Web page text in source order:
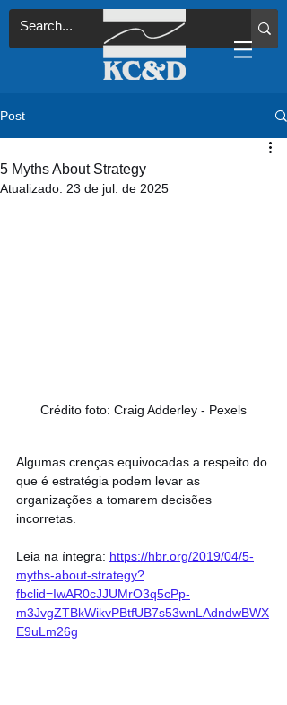
Post
5 Myths About Strategy
Atualizado: 23 de jul. de 2025
Crédito foto: Craig Adderley - Pexels
Algumas crenças equivocadas a respeito do
que é estratégia podem levar as
organizações a tomarem decisões
incorretas.
Leia na íntegra: https://hbr.org/2019/04/5-
myths-about-strategy?
fbclid=IwAR0cJJUMrO3q5cPp-
m3JvgZTBkWikvPBtfUB7s53wnLAdndwBWX
E9uLm26g